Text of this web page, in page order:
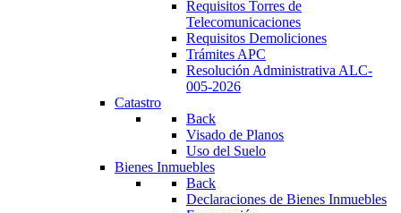
Requisitos Torres de
Telecomunicaciones
Requisitos Demoliciones
Trámites APC
Resolución Administrativa ALC-
005-2026
Catastro
Back
Visado de Planos
Uso del Suelo
Bienes Inmuebles
Back
Declaraciones de Bienes Inmuebles